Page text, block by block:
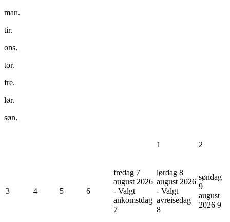
man.
tir.
ons.
tor.
fre.
lør.
søn.
1 2
3 4 5 6
fredag 7
august 2026
- Valgt
ankomstdag
7
lørdag 8
august 2026
- Valgt
avreisedag
8
søndag
9
august
2026 9